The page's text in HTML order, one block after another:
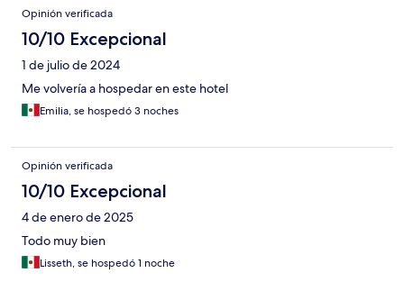
Opinión verificada
10/10 Excepcional
1 de julio de 2024
Me volvería a hospedar en este hotel
Emilia, se hospedó 3 noches
Opinión verificada
10/10 Excepcional
4 de enero de 2025
Todo muy bien
Lisseth, se hospedó 1 noche